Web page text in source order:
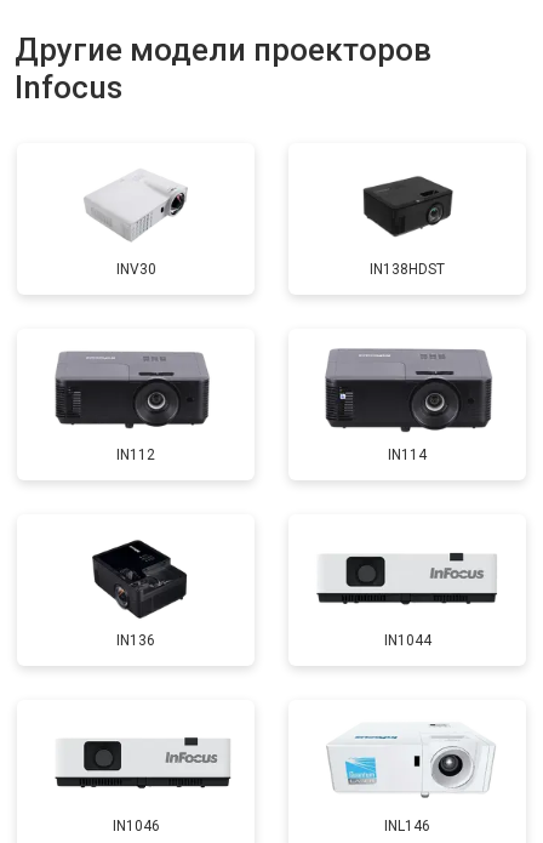
Другие модели проекторов
Infocus
INV30 IN138HDST
IN112 IN114
IN136 IN1044
IN1046 INL146